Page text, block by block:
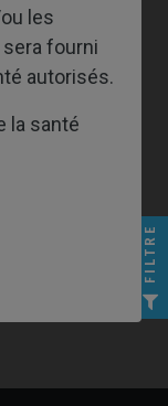
les
fourni
autorisés.
la santé
FILTRE